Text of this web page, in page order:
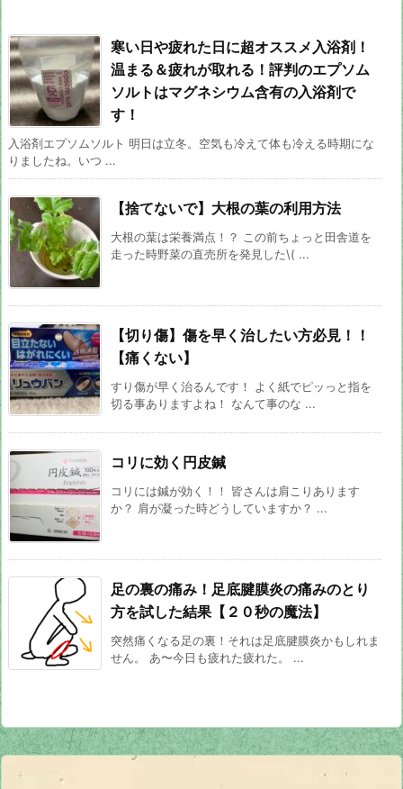
寒い日や疲れた日に超オススメ入浴剤！
温まる＆疲れが取れる！評判のエプソム
ソルトはマグネシウム含有の入浴剤で
す！
入浴剤エプソムソルト 明日は立冬。空気も冷えて体も冷える時期にな
りましたね。いつ ...
【捨てないで】大根の葉の利用方法
大根の葉は栄養満点！？ この前ちょっと田舎道を
走った時野菜の直売所を発見した\( ...
【切り傷】傷を早く治したい方必見！！
【痛くない】
すり傷が早く治るんです！ よく紙でピッっと指を
切る事ありますよね！ なんて事のな ...
コリに効く円皮鍼
コリには鍼が効く！！ 皆さんは肩こりあります
か？ 肩が凝った時どうしていますか？ ...
足の裏の痛み！足底腱膜炎の痛みのとり
方を試した結果【２０秒の魔法】
突然痛くなる足の裏！それは足底腱膜炎かもしれま
せん。 あ〜今日も疲れた疲れた。 ...